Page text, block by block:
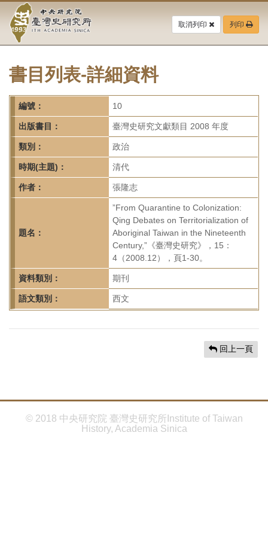
要
中
央
研
究
院-
臺
灣
史
研
究
首
頁
取消列印 列印
書目列表-詳細資料
編號： 10
出版書目： 臺灣史研究文獻類目 2008 年度
類別： 政治
時期(主題)： 清代
作者： 張隆志
題名：
”From Quarantine to Colonization:
Qing Debates on Territorialization of
Aboriginal Taiwan in the Nineteenth
Century,”《臺灣史研究》，15：
4（2008.12），頁1-30。
資料類別： 期刊
語文類別： 西文
回上一頁
© 2018 中央研究院 臺灣史研究所Institute of Taiwan
History, Academia Sinica